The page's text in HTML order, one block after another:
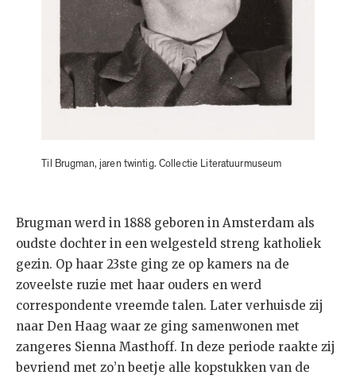
Til Brugman, jaren twintig. Collectie Literatuurmuseum
Brugman werd in 1888 geboren in Amsterdam als
oudste dochter in een welgesteld streng katholiek
gezin. Op haar 23ste ging ze op kamers na de
zoveelste ruzie met haar ouders en werd
correspondente vreemde talen. Later verhuisde zij
naar Den Haag waar ze ging samenwonen met
zangeres Sienna Masthoff. In deze periode raakte zij
bevriend met zo’n beetje alle kopstukken van de